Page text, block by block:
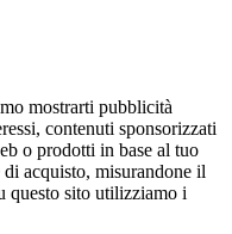
mostrarti pubblicità
contenuti sponsorizzati
o prodotti in base al tuo
acquisto, misurandone il
questo sito utilizziamo i